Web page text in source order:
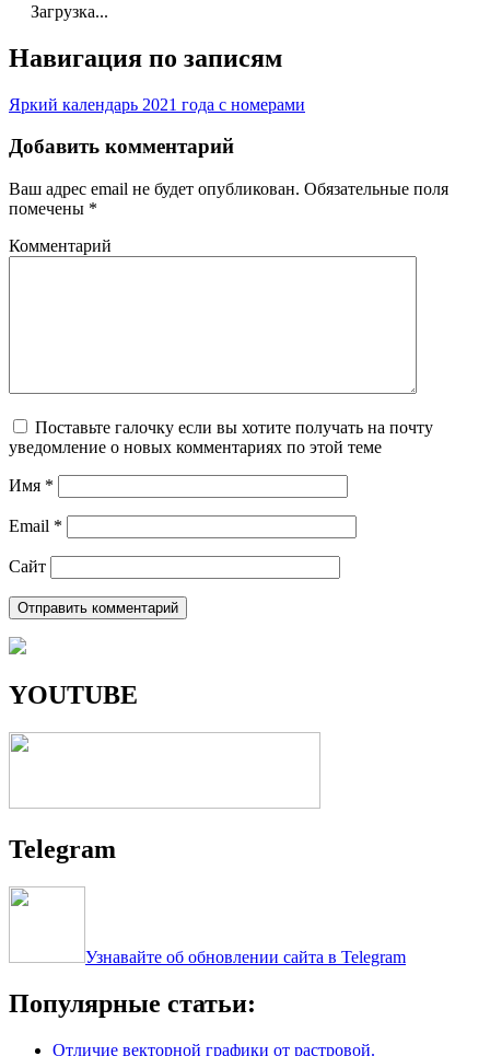
Загрузка...
Навигация по записям
Яркий календарь 2021 года с номерами
Добавить комментарий
Ваш адрес email не будет опубликован. Обязательные поля
помечены *
Комментарий
Поставьте галочку если вы хотите получать на почту
уведомление о новых комментариях по этой теме
Имя *
Email *
Сайт
YOUTUBE
Telegram
Узнавайте об обновлении сайта в Telegram
Популярные статьи:
Отличие векторной графики от растровой.